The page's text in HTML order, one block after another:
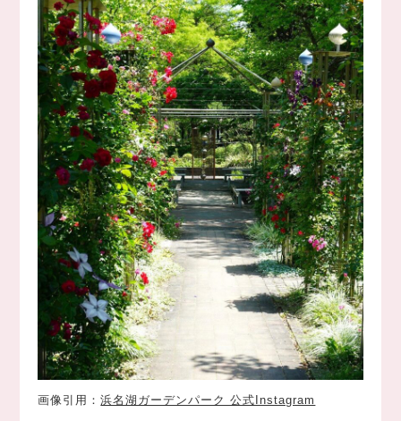
画像引用：浜名湖ガーデンパーク 公式Instagram